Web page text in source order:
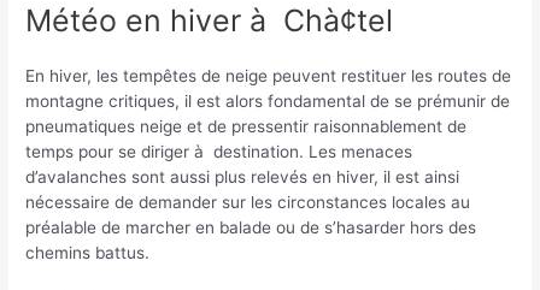
Météo en hiver à Chà¢tel
En hiver, les tempêtes de neige peuvent restituer les routes de
montagne critiques, il est alors fondamental de se prémunir de
pneumatiques neige et de pressentir raisonnablement de
temps pour se diriger à destination. Les menaces
d’avalanches sont aussi plus relevés en hiver, il est ainsi
nécessaire de demander sur les circonstances locales au
préalable de marcher en balade ou de s’hasarder hors des
chemins battus.